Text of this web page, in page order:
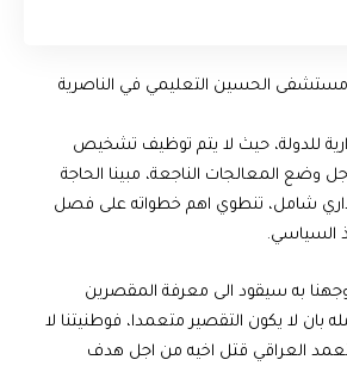
الحسين التعليمي في الناصرية
للدولة، حيث لا يتم توظيف تشخيص
وضع المعالجات الناجعة، مبينا الحاجة
شامل، تنطوي اهم خطواته على فصل
السياسي.
به سيقود الى معرفة المقصرين
بان لا يكون التقصير متعمدا، فوطنيتنا لا
العراقي قتل اخيه من اجل هدف